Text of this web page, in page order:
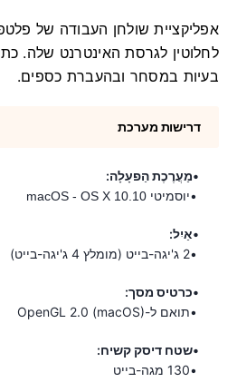
אפליקציית שולחן העבודה של
לחלוטין לגרסת האינטרנט שלה.
בעיות במסחר ובהעברת כספים.
דרישות מערכת
מַעֲרֶכֶת הַפעָלָה:
macOS - OS X 10.10 יוסמיטי
אַיִל:
2 ג'יגה-בייט (מומלץ 4 ג'יגה-בייט)
כרטיס מסך:
תואם ל-OpenGL 2.0 (macOS)
שטח דיסק קשיח:
130 מגה-בייט